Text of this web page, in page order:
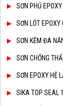
SƠN PHỦ
SƠN LÓT
SƠN KẼM ĐA
SƠN CHỐNG
SƠN EPOXY HỆ
SIKA TOP SEAL